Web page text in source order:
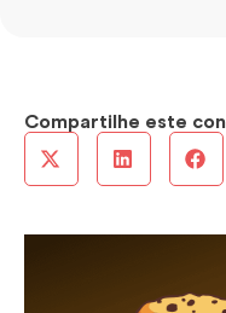
Compartilhe este